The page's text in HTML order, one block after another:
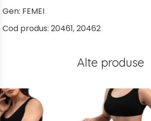
Gen: FEMEI
Cod produs: 20461, 20462
Alte produse